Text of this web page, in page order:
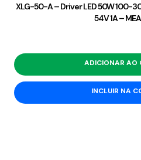
XLG-50-A – Driver LED 50W 100-
54V 1A –
ADICIONAR AO
INCLUIR NA